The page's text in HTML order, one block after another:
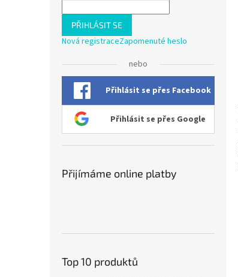
PŘIHLÁSIT SE
Nová registraceZapomenuté heslo
nebo
Přihlásit se přes Facebook
Přihlásit se přes Google
Přijímáme online platby
Top 10 produktů